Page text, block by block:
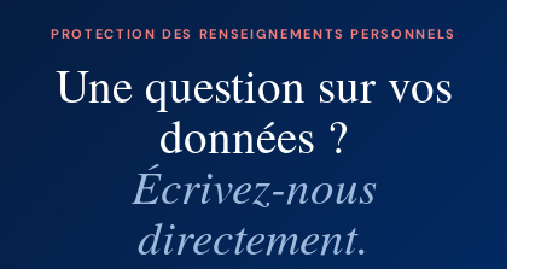
PROTECTION DES RENSEIGNEMENTS PERSONNELS
Une question sur vos
données ?
Écrivez-nous
directement.